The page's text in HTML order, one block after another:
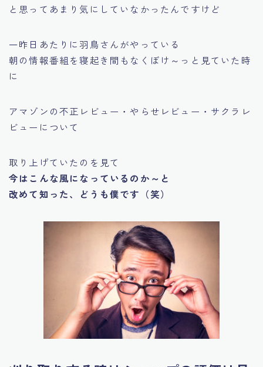
と思ってあまり気にしていなかったんですけど
一昨日あたりに羽鳥さんがやっている
朝の情報番組を寝起き間もなくぼけ～っと見ていた時
に
アマゾンの不正レビュー・やらせレビュー・サクラレ
ビューについて
取り上げていたのを見て
今はこんな風になっているのか～と
改めて知った、どうも僕です（笑）